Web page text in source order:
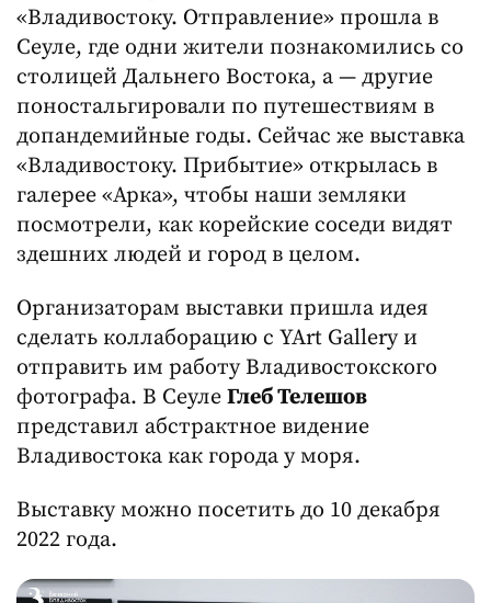
«Владивостоку. Отправление» прошла в
Сеуле, где одни жители познакомились со
столицей Дальнего Востока, а — другие
поностальгировали по путешествиям в
допандемийные годы. Сейчас же выставка
«Владивостоку. Прибытие» открылась в
галерее «Арка», чтобы наши земляки
посмотрели, как корейские соседи видят
здешних людей и город в целом.
Организаторам выставки пришла идея
сделать коллаборацию с YArt Gallery и
отправить им работу Владивостокского
фотографа. В Сеуле Глеб Телешов
представил абстрактное видение
Владивостока как города у моря.
Выставку можно посетить до 10 декабря
2022 года.